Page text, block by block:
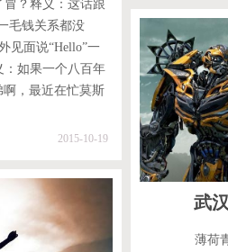
？释义：这话跟
毛钱关系都没
见面说“hello”一
：如果一个八百年
，最近在忙莫斯
2015-10-19
武
薄荷青